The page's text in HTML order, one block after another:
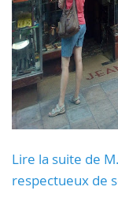
Lire la suite de
respectueux de